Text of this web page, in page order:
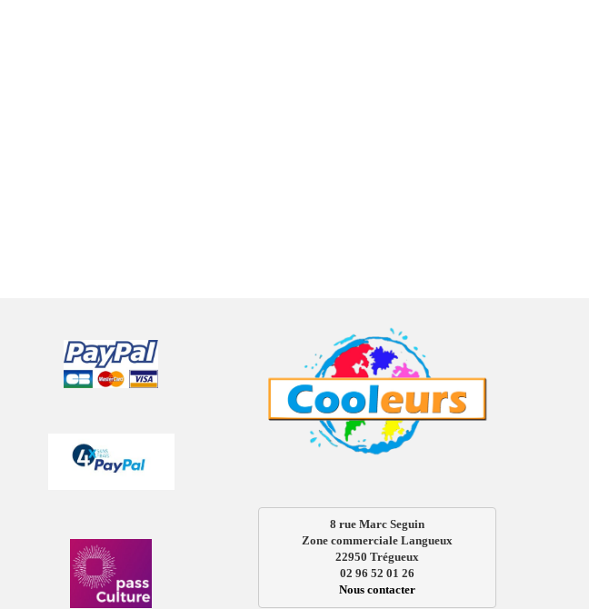
8 rue Marc Seguin
Zone commerciale Langueux
22950 Trégueux
02 96 52 01 26
Nous contacter